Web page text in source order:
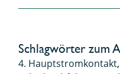
Schlagwörter zum
4. Hauptstromkontakt